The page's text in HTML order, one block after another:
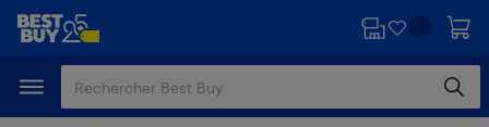
Passer
principal
Passer